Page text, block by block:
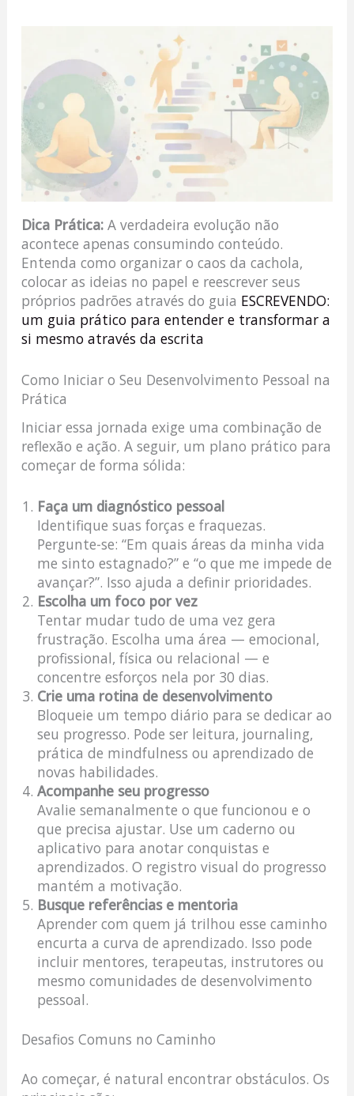
Dica Prática: A verdadeira evolução não
acontece apenas consumindo conteúdo.
Entenda como organizar o caos da cachola,
colocar as ideias no papel e reescrever seus
próprios padrões através do guia ESCREVENDO:
um guia prático para entender e transformar a
si mesmo através da escrita
Como Iniciar o Seu Desenvolvimento Pessoal na
Prática
Iniciar essa jornada exige uma combinação de
reflexão e ação. A seguir, um plano prático para
começar de forma sólida:
Faça um diagnóstico pessoal
Identifique suas forças e fraquezas.
Pergunte-se: “Em quais áreas da minha vida
me sinto estagnado?” e “o que me impede de
avançar?”. Isso ajuda a definir prioridades.
Escolha um foco por vez
Tentar mudar tudo de uma vez gera
frustração. Escolha uma área — emocional,
profissional, física ou relacional — e
concentre esforços nela por 30 dias.
Crie uma rotina de desenvolvimento
Bloqueie um tempo diário para se dedicar ao
seu progresso. Pode ser leitura, journaling,
prática de mindfulness ou aprendizado de
novas habilidades.
Acompanhe seu progresso
Avalie semanalmente o que funcionou e o
que precisa ajustar. Use um caderno ou
aplicativo para anotar conquistas e
aprendizados. O registro visual do progresso
mantém a motivação.
Busque referências e mentoria
Aprender com quem já trilhou esse caminho
encurta a curva de aprendizado. Isso pode
incluir mentores, terapeutas, instrutores ou
mesmo comunidades de desenvolvimento
pessoal.
Desafios Comuns no Caminho
Ao começar, é natural encontrar obstáculos. Os